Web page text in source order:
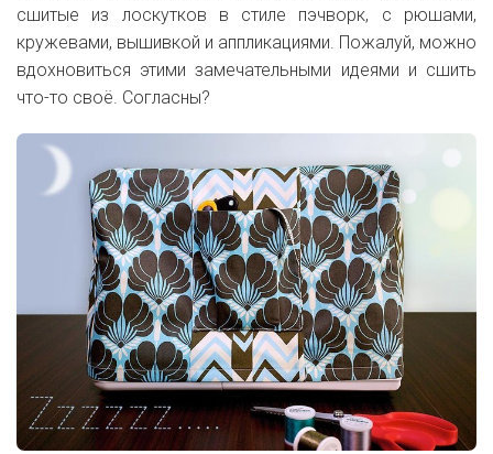
сшитые из лоскутков в стиле пэчворк, с рюшами,
кружевами, вышивкой и аппликациями. Пожалуй, можно
вдохновиться этими замечательными идеями и сшить
что-то своё. Согласны?